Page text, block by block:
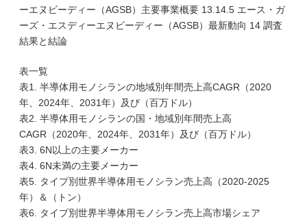
ーエヌビーディー（AGSB）主要事業概要 13.14.5 エース・ガ
ーズ・エスディーエヌビーディー（AGSB）最新動向 14 調査
結果と結論
表一覧
表1. 半導体用モノシランの地域別年間売上高CAGR（2020
年、2024年、2031年）及び（百万ドル）
表2. 半導体用モノシランの国・地域別年間売上高
CAGR（2020年、2024年、2031年）及び（百万ドル）
表3. 6N以上の主要メーカー
表4. 6N未満の主要メーカー
表5. タイプ別世界半導体用モノシラン売上高（2020-2025
年）＆（トン）
表6. タイプ別世界半導体用モノシラン売上高市場シェア